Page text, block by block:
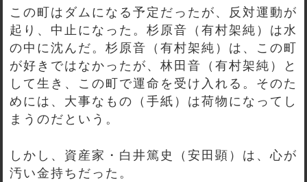
この町はダムになる予定だったが、反対運動が
起り、中止になった。杉原音（有村架純）は水
の中に沈んだ。杉原音（有村架純）は、この町
が好きではなかったが、林田音（有村架純）と
して生き、この町で運命を受け入れる。そのた
めには、大事なもの（手紙）は荷物になってし
まうのだという。
しかし、資産家・白井篤史（安田顕）は、心が
汚い金持ちだった。